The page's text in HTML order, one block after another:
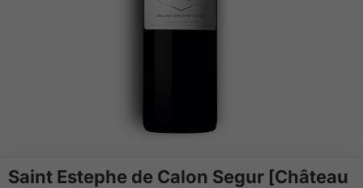
Saint Estephe de Calon Segur [Château